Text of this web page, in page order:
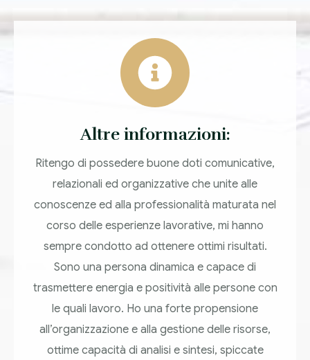
Altre informazioni:
Ritengo di possedere buone doti comunicative,
relazionali ed organizzative che unite alle
conoscenze ed alla professionalità maturata nel
corso delle esperienze lavorative, mi hanno
sempre condotto ad ottenere ottimi risultati.
Sono una persona dinamica e capace di
trasmettere energia e positività alle persone con
le quali lavoro. Ho una forte propensione
all’organizzazione e alla gestione delle risorse,
ottime capacità di analisi e sintesi, spiccate